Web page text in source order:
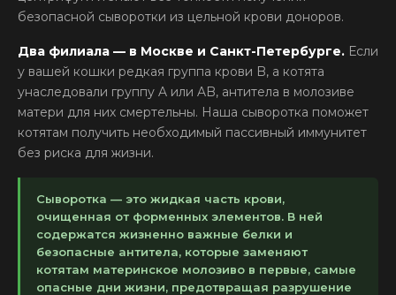
безопасной сыворотки из цельной крови доноров.
Два филиала — в Москве и Санкт-Петербурге. Если
у вашей кошки редкая группа крови B, а котята
унаследовали группу A или AB, антитела в молозиве
матери для них смертельны. Наша сыворотка поможет
котятам получить необходимый пассивный иммунитет
без риска для жизни.
Сыворотка — это жидкая часть крови,
очищенная от форменных элементов. В ней
содержатся жизненно важные белки и
безопасные антитела, которые заменяют
котятам материнское молозиво в первые, самые
опасные дни жизни, предотвращая разрушение